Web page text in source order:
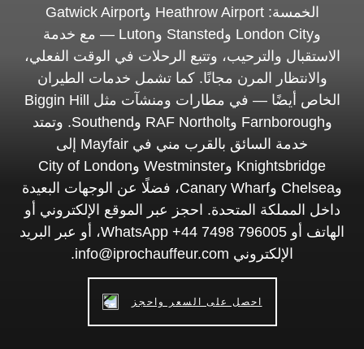
الخمسة: Heathrow Airport وGatwick Airport
وLondon City وStansted وLuton — مع خدمة
الاستقبال والترحيب، وتتبع الرحلات في الوقت الفعلي،
والانتظار المرن مجانًا. كما تشمل خدمات الطيران
الخاص أيضًا — في مطارات ومنشآت مثل Biggin Hill
وFarnborough وRAF Northolt وSouthend. وتمتد
خدمة السائق بالقرب مني في Mayfair إلى
Knightsbridge وWestminster وCity of London
وChelsea وCanary Wharf، فضلًا عن الوجهات البعيدة
داخل المملكة المتحدة. احجز عبر الموقع الإلكتروني أو
الهاتف أو WhatsApp +44 7498 796005، أو عبر البريد
الإلكتروني info@iprochauffeur.com.
احصل على السعر واحجز